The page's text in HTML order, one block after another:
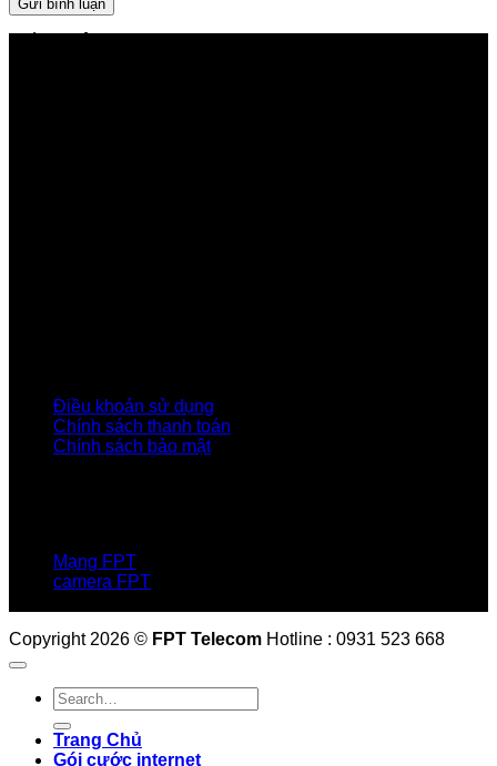
Điều khoản sử dụng
Chính sách thanh toán
Chính sách bảo mật
Mạng FPT
camera FPT
Copyright 2026 © FPT Telecom Hotline : 0931 523 668
Trang Chủ
Gói cước internet